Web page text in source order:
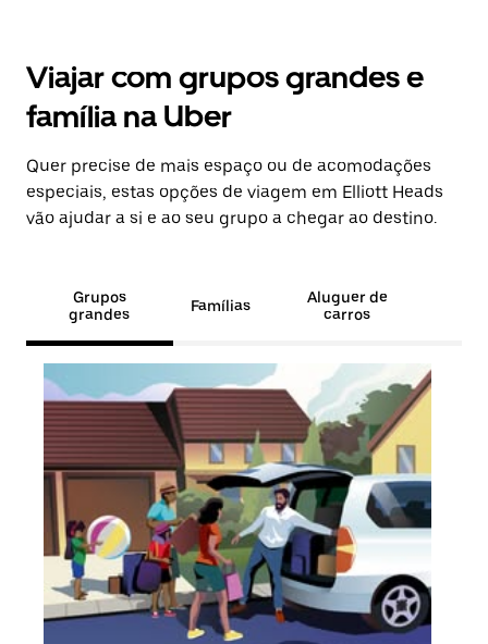
Viajar com grupos grandes e
família na Uber
Quer precise de mais espaço ou de acomodações
especiais, estas opções de viagem em Elliott Heads
vão ajudar a si e ao seu grupo a chegar ao destino.
Grupos
grandes
Famílias
Aluguer de
carros